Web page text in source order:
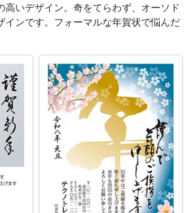
高いデザイン。奇をてらわず、オーソド
インです。フォーマルな年賀状で悩んだ